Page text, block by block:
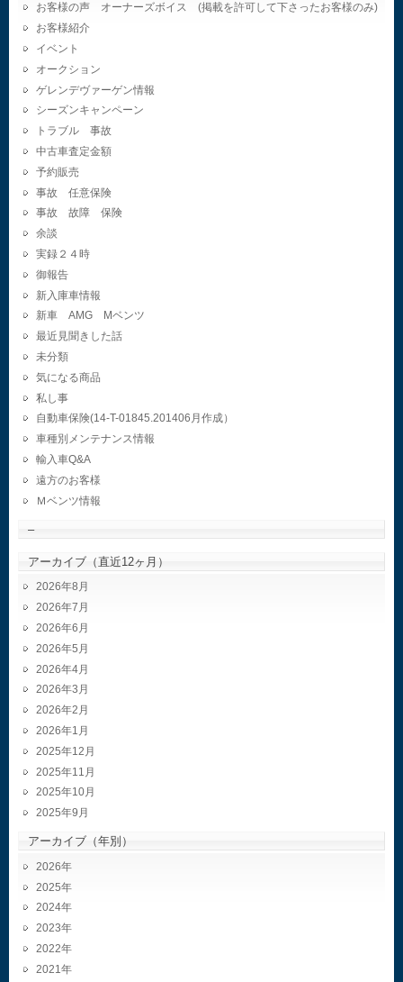
お客様の声 オーナーズボイス (掲載を許可して下さったお客様のみ)
お客様紹介
イベント
オークション
ゲレンデヴァーゲン情報
シーズンキャンペーン
トラブル 事故
中古車査定金額
予約販売
事故 任意保険
事故 故障 保険
余談
実録２４時
御報告
新入庫車情報
新車 AMG Mベンツ
最近見聞きした話
未分類
気になる商品
私し事
自動車保険(14-T-01845.201406月作成）
車種別メンテナンス情報
輸入車Q&A
遠方のお客様
Ｍベンツ情報
–
アーカイブ（直近12ヶ月）
2026年8月
2026年7月
2026年6月
2026年5月
2026年4月
2026年3月
2026年2月
2026年1月
2025年12月
2025年11月
2025年10月
2025年9月
アーカイブ（年別）
2026
2025
2024
2023
2022
2021